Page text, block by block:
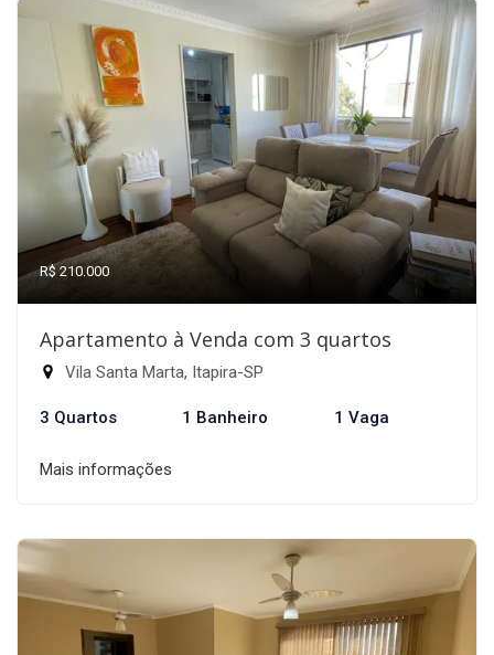
R$ 210.000
Apartamento à Venda com 3 quartos
Vila Santa Marta, Itapira-SP
3 Quartos 1 Banheiro 1 Vaga
Mais informações